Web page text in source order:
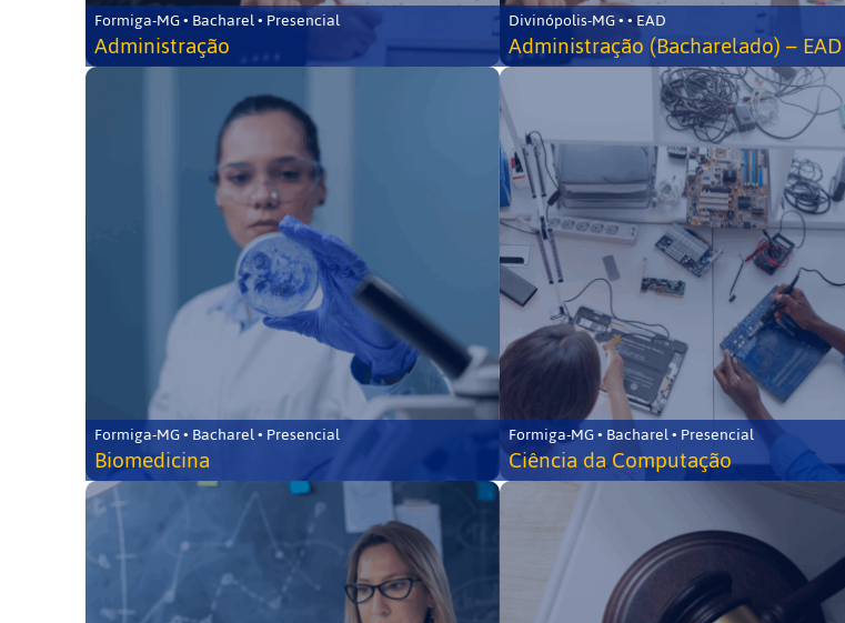
Formiga-MG • Bacharel • Presencial
Administração
Divinópolis-MG • • EAD
Administração (Bacharelado) – EAD
Formiga-MG • Bacharel • Presencial
Biomedicina
Formiga-MG • Bacharel • Presencial
Ciência da Computação